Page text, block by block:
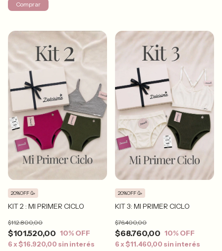
Comprar
KIT 2 : MI PRIMER CICLO
$101.520,00
$112.800,00
10% OFF
6 x$16.920,00 sin interés
20%OFF 🥳
KIT 3: MI PRIMER CICLO
$68.760,00
$76.400,00
10% OFF
6 x$11.460,00 sin interés
20%OFF 🥳